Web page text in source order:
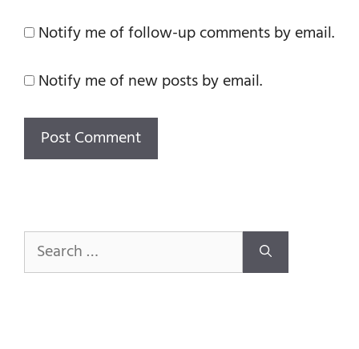
Notify me of follow-up comments by email.
Notify me of new posts by email.
Search
for: